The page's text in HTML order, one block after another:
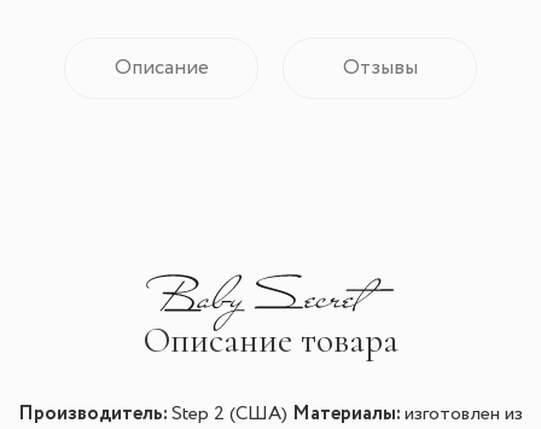
Описание Отзывы
Описание товара
Производитель: Step 2 (США) Материалы: изготовлен из